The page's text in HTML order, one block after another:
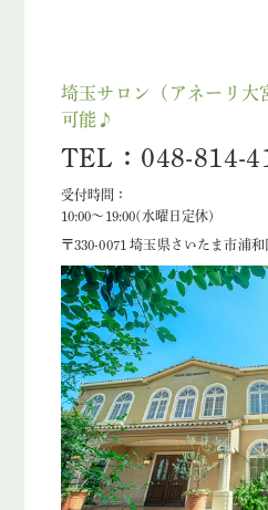
埼玉サロン（アネーリ大
可能♪
TEL：048-814-
受付時間：
10:00〜19:00(水曜日定休)
〒330-0071 埼玉県さいたま市浦